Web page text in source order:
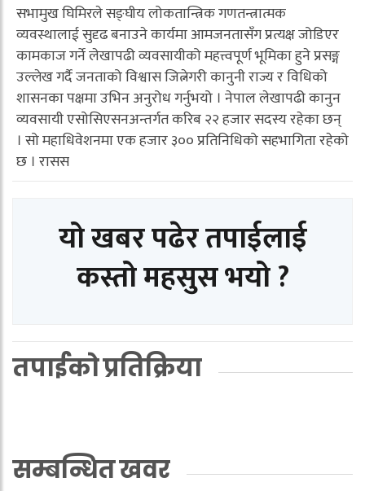
सभामुख घिमिरले सङ्घीय लोकतान्त्रिक गणतन्त्रात्मक
व्यवस्थालाई सुदृढ बनाउने कार्यमा आमजनतासँग प्रत्यक्ष जोडिएर
कामकाज गर्ने लेखापढी व्यवसायीको महत्त्वपूर्ण भूमिका हुने प्रसङ्ग
उल्लेख गर्दै जनताको विश्वास जित्नेगरी कानुनी राज्य र विधिको
शासनका पक्षमा उभिन अनुरोध गर्नुभयो । नेपाल लेखापढी कानुन
व्यवसायी एसोसिएसनअन्तर्गत करिब २२ हजार सदस्य रहेका छन्
। सो महाधिवेशनमा एक हजार ३०० प्रतिनिधिको सहभागिता रहेको
छ । रासस
यो खबर पढेर तपाईलाई
कस्तो महसुस भयो ?
तपाईको प्रतिक्रिया
सम्बन्धित खवर